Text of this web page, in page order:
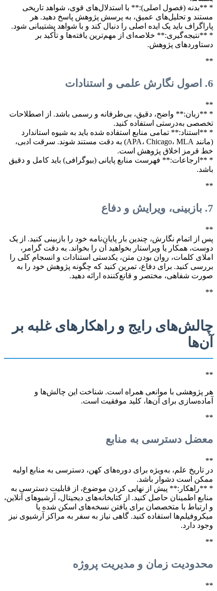
* **بدنه (فصول اصلی):** با استدلال‌های قوی، شواهد تاریخی
مستند و تحلیل‌های عمیق، به پرسش پژوهش پاسخ دهید. هر
پاراگراف باید یک ایده اصلی را دنبال کند و با شواهد پشتیبانی شود.
* **نتیجه‌گیری:** خلاصه‌ای از مهم‌ترین یافته‌ها و تأکید بر
دستاوردهای پژوهش.
**
6. اصول نگارش علمی و استنادات
**
* **زبان:** واضح، دقیق، بی‌طرفانه و رسمی باشد. از اصطلاحات
تخصصی به‌درستی استفاده کنید.
* **استناد:** تمامی منابع استفاده شده باید به شیوه استاندارد
(مانند APA، Chicago، MLA) به دقت مستند شوند. سرقت ادبی،
خط قرمز اخلاق پژوهش است.
* **ارجاعات:** فهرست منابع پایانی (بیوگرافی) باید کامل و دقیق
باشد.
**
7. بازبینی، ویرایش و دفاع
**
پس از اتمام نگارش، چندین بار پایان‌نامه خود را بازبینی کنید. از یک
دوست، همکار یا ویراستار بخواهید آن را بخواند. به دقت گرامر،
املای کلمات، روان بودن متن، یکدستی استنادات و انسجام کلی را
بررسی کنید. برای دفاع، تمرین کنید که چگونه پژوهش خود را به
صورت شفاهی، مختصر و قانع‌کننده ارائه دهید.
**
چالش‌های رایج و راهکارهای غلبه بر
آن‌ها
**
هر پژوهشی با موانعی همراه است. شناخت این چالش‌ها و
آماده‌سازی برای آن‌ها، کلید موفقیت است.
**
معضل دسترسی به منابع
**
در تاریخ علم، به‌ویژه برای دوره‌های کهن، دسترسی به منابع اولیه
ممکن است دشوار باشد.
* **راهکار:** پیش از نهایی کردن موضوع، از قابلیت دسترسی به
منابع اطمینان حاصل کنید. از کتابخانه‌های دیجیتال، آرشیوهای آنلاین،
و ارتباط با متخصصان برای یافتن نسخه‌های اسکن شده یا
میکروفیلم‌ها استفاده کنید. گاهی نیاز به سفر به مراکز آرشیوی نیز
وجود دارد.
**
محدودیت زمان و مدیریت پروژه
**